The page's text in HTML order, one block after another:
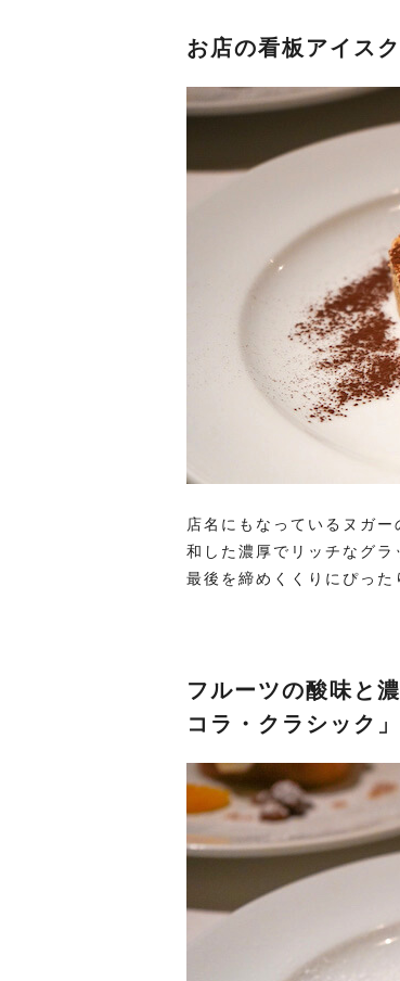
お店の看板アイス
店名にもなっているヌガ
和した濃厚でリッチなグラ
最後を締めくくりにぴった
フルーツの酸味と
コラ・クラシック」